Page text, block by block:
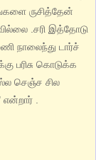
ருசித்தேன்
.சரி இத்தோடு
நாலைந்து டார்ச்
பரிசு கொடுக்க
செஞ்ச சில
.